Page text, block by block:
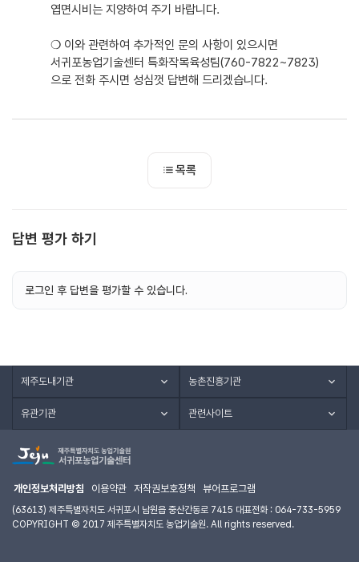
엽면시비는 지양하여 주기 바랍니다.
❍ 이와 관련하여 추가적인 문의 사항이 있으시면
서귀포농업기술센터 특화작목육성팀(760-7822~7823)
으로 전화 주시면 성심껏 답변해 드리겠습니다.
목록
답변 평가 하기
로그인 후 답변을 평가할 수 있습니다.
제주도내기관 농촌진흥기관
유관기관 관련사이트
개인정보처리방침 이용약관 저작권보호정책 뷰어프로그램
(63613) 제주특별자치도 서귀포시 남원읍 중산간동로 7415 대표전화 : 064-733-5959
COPYRIGHT © 2017 제주특별자치도 농업기술원. All rights reserved.